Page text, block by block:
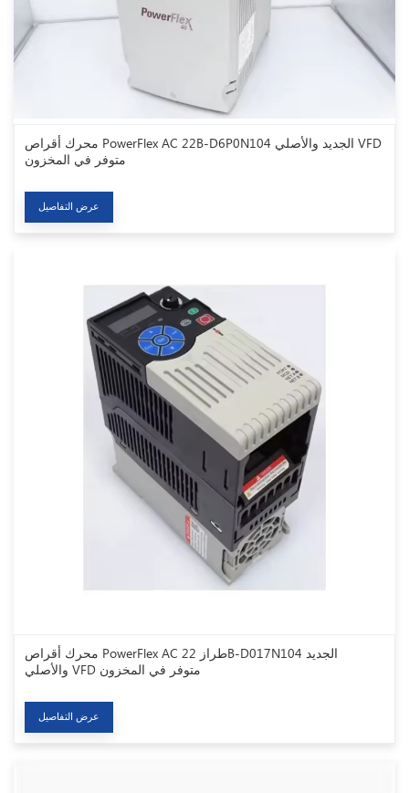
محرك أقراص PowerFlex AC 22B-D6P0N104 الجديد والأصلي VFD
متوفر في المخزون
عرض التفاصيل
محرك أقراص PowerFlex AC طراز 22B-D017N104 الجديد
والأصلي VFD متوفر في المخزون
عرض التفاصيل